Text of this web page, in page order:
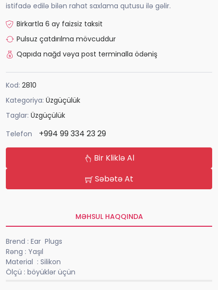
istifadə edilə bilən rahat saxlama qutusu ilə gəlir.
Birkartla 6 ay faizsiz taksit
Pulsuz çatdırılma mövcuddur
Qapıda nağd vəya post terminalla ödəniş
Kod: 2810
Kategoriya: Üzgüçülük
Taglar: Üzgüçülük
Telefon
+994 99 334 23 29
Bir Kliklə Al
Səbətə At
MƏHSUL HAQQINDA
Brend : Ear Plugs
Rəng : Yaşıl
Material : Silikon
Ölçü : böyüklər üçün